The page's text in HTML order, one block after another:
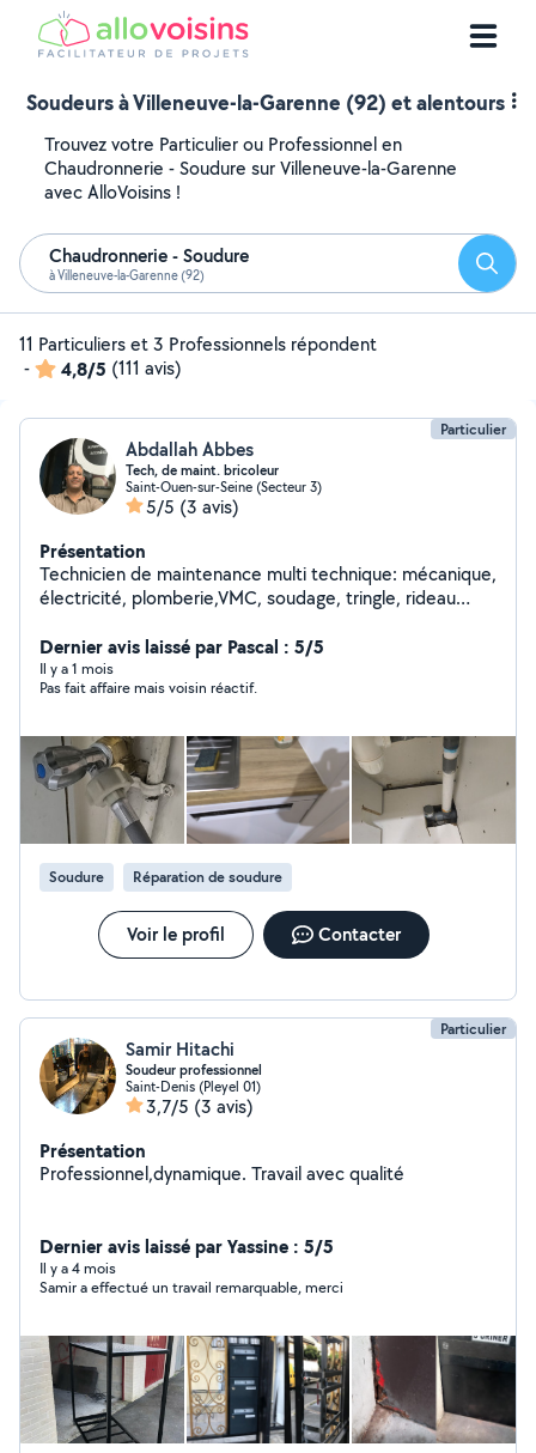
Soudeurs à Villeneuve-la-Garenne (92) et alentours
Trouvez votre Particulier ou Professionnel en
Chaudronnerie - Soudure sur Villeneuve-la-Garenne
avec AlloVoisins !
Chaudronnerie - Soudure
à Villeneuve-la-Garenne (92)
11 Particuliers et 3 Professionnels répondent
-
4,8/5 (111 avis)
Particulier
Abdallah Abbes
Tech, de maint. bricoleur
Saint-Ouen-sur-Seine (Secteur 3)
5/5 (3 avis)
Présentation
Technicien de maintenance multi technique: mécanique,
électricité, plomberie,VMC, soudage, tringle, rideau
serrurerie,montage de meubles, fixation sur tout types
de murs, petits travaux de maçonnerie,...
Dernier avis laissé par Pascal : 5/5
Il y a 1 mois
Pas fait affaire mais voisin réactif.
Soudure Réparation de soudure
Voir le profil Contacter
Particulier
Samir Hitachi
Soudeur professionnel
Saint-Denis (Pleyel 01)
3,7/5 (3 avis)
Présentation
Professionnel,dynamique. Travail avec qualité
Dernier avis laissé par Yassine : 5/5
Il y a 4 mois
Samir a effectué un travail remarquable, merci